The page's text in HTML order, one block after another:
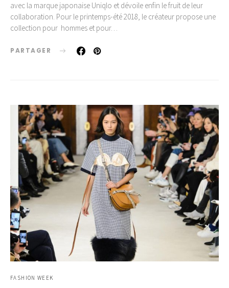
avec la marque japonaise Uniqlo et dévoile enfin le fruit de leur
collaboration. Pour le printemps-été 2018, le créateur propose une
collection pour hommes et pour…
PARTAGER
FASHION WEEK